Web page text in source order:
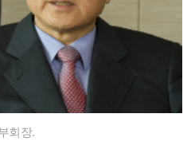
회장.